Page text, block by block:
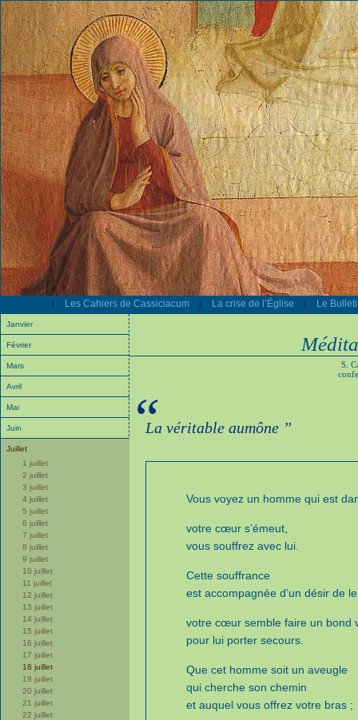
| Les Cahiers de Cassiciacum | La crise de l’Église | Le
Janvier
Février
Mars
Avril
Mai
Juin
Juillet
1 juillet
2 juillet
3 juillet
4 juillet
5 juillet
6 juillet
7 juillet
8 juillet
9 juillet
10 juillet
11 juillet
12 juillet
13 juillet
14 juillet
15 juillet
16 juillet
17 juillet
18 juillet
19 juillet
20 juillet
21 juillet
22 juillet
S.
“
La véritable aumône ”
Vous voyez un homme qui est
votre cœur s’émeut,
vous souffrez avec lui.
Cette souffrance
est accompagnée d’un désir de
votre cœur semble faire un bond
pour lui porter secours.
Que cet homme soit un aveugle
qui cherche son chemin
et auquel vous offrez votre bras ;